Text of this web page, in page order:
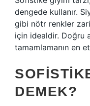
dengede kullanır.
gibi nötr renkler
için idealdir. Doğru
tamamlamanın en
DEMEK?